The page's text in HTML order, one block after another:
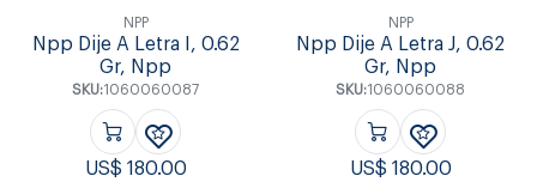
NPP
Npp Dije A Letra I, 0.62
Gr, Npp
SKU:1060060087
US$ 180.00
NPP
Npp Dije A Letra J, 0.62
Gr, Npp
SKU:1060060088
US$ 180.00